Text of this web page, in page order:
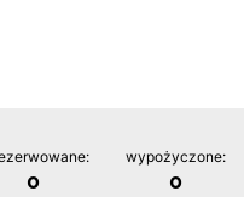
0
wypożyczone:
0